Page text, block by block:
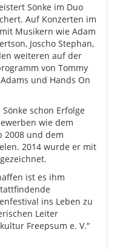
Sönke im Duo
Auf Konzerten im
Musikern wie Adam
Joscho Stephan,
weiteren auf der
von Tommy
und Hands On
schon Erfolge
wie dem
2008 und dem
2014 wurde er mit
ist es ihm
ins Leben zu
Leiter
Freepsum e. V.“